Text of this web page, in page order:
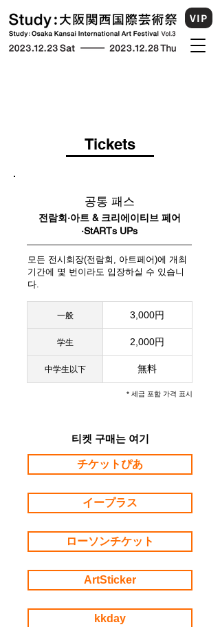
VIP
Tickets
공통 패스
전람회·아트 & 크리에이티브 페어
·StARTs UPs
모든 전시회장(전람회, 아트페어)에 개최
기간에 몇 번이라도 입장하실 수 있습니
다.
一般
学生
​中学生以下
3,000円
2,000円
無料
* 세금 포함 가격 표시
티켓 구매는 여기
チケットぴあ
イープラス
ローソンチケット
ArtSticker
kkday